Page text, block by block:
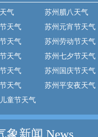
气
苏州腊八天气
天气
苏州元宵节天气
天气
苏州劳动节天气
天气
苏州七夕节天气
天气
苏州国庆节天气
天气
苏州平安夜天气
童节天气
象新闻 News